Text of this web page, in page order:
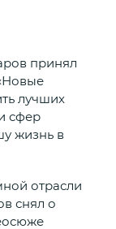
принял
лучших
сфер
жизнь в
отрасли
снял о